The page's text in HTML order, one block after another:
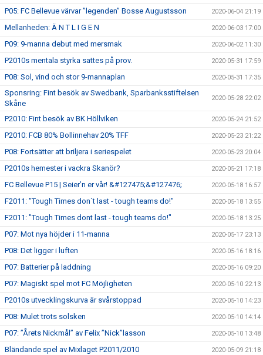
P05: FC Bellevue värvar ”legenden” Bosse Augustsson 2020-06-04 21:19
Mellanheden: Ä N T L I G E N 2020-06-03 17:00
P09: 9-manna debut med mersmak 2020-06-02 11:30
P2010s mentala styrka sattes på prov. 2020-05-31 17:59
P08: Sol, vind och stor 9-mannaplan 2020-05-31 17:35
Sponsring: Fint besök av Swedbank, Sparbanksstiftelsen
Skåne
2020-05-28 22:02
P2010: Fint besök av BK Höllviken 2020-05-24 21:52
P2010: FCB 80% Bollinnehav 20% TFF 2020-05-23 21:22
P08: Fortsätter att briljera i seriespelet 2020-05-23 20:04
P2010s hemester i vackra Skanör? 2020-05-21 17:18
FC Bellevue P15 | Seier’n er vår! &#127475;&#127476; 2020-05-18 16:57
F2011: "Tough Times don´t last - tough teams do!" 2020-05-18 13:55
F2011: "Tough Times dont last - tough teams do!" 2020-05-18 13:25
P07: Mot nya höjder i 11-manna 2020-05-17 23:13
P08: Det ligger i luften 2020-05-16 18:16
P07: Batterier på laddning 2020-05-16 09:20
P07: Magiskt spel mot FC Möjligheten 2020-05-10 22:13
P2010s utvecklingskurva är svårstoppad 2020-05-10 14:23
P08: Mulet trots solsken 2020-05-10 14:14
P07: ”Årets Nickmål” av Felix ”Nick”lasson 2020-05-10 13:48
Bländande spel av Mixlaget P2011/2010 2020-05-09 21:18